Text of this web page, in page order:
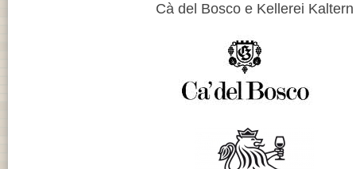
Cà del Bosco e Kellerei Kaltern